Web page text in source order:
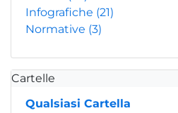
Infografiche (21)
Normative (3)
Cartelle
Qualsiasi Cartella